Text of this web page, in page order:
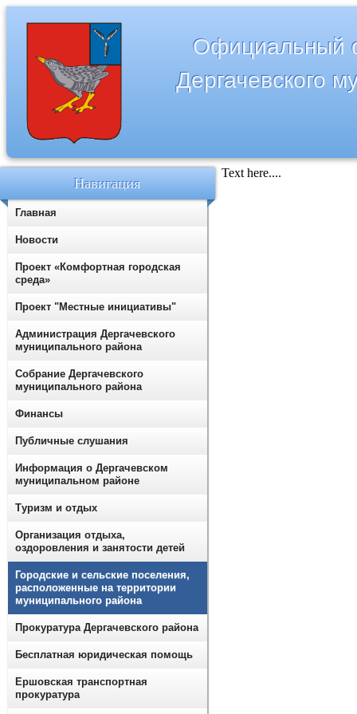
Официальный
Дергачевского
Text here....
Навигация
Главная
Новости
Проект «Комфортная городская
среда»
Проект "Местные инициативы"
Администрация Дергачевского
муниципального района
Собрание Дергачевского
муниципального района
Финансы
Публичные слушания
Информация о Дергачевском
муниципальном районе
Туризм и отдых
Организация отдыха,
оздоровления и занятости детей
Городские и сельские поселения,
расположенные на территории
муниципального района
Прокуратура Дергачевского района
Бесплатная юридическая помощь
Ершовская транспортная
прокуратура